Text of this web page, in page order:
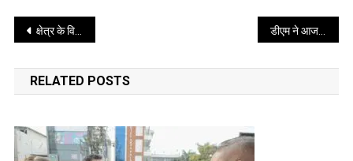
Post
navigation
क्षेत्र के विकास के लिए मुख्यमंत्री ने की कई घोषणाएं
RELATED POSTS